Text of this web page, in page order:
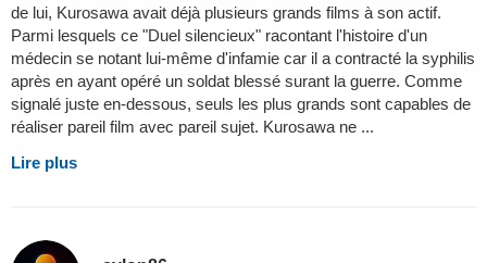
de lui, Kurosawa avait déjà plusieurs grands films à son actif.
Parmi lesquels ce "Duel silencieux" racontant l'histoire d'un
médecin se notant lui-même d'infamie car il a contracté la syphilis
après en ayant opéré un soldat blessé surant la guerre. Comme
signalé juste en-dessous, seuls les plus grands sont capables de
réaliser pareil film avec pareil sujet. Kurosawa ne ...
Lire plus